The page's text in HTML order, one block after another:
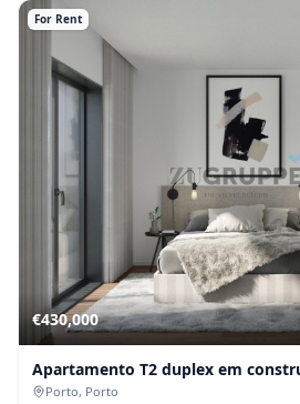
For Rent
€430,000
Apartamento T2 duplex em
Cedofeita — Anza Boa Hora
Porto, Porto